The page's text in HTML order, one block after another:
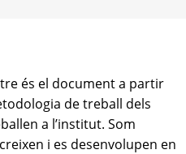
és el document a partir
de treball dels
a l’institut. Som
i es desenvolupen en